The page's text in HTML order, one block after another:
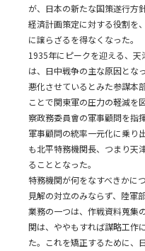
が、日本の新たな国策遂行方
経済計画策定に対する役割を
に譲らざるを得なくなった。
1935年にピークを迎える、
は、日中戦争の主な原因とな
悪化させているとみた参謀本
ことで関東軍の圧力の軽減を
察政務委員會の軍事顧問を指
軍事顧問の統率一元化に乗り
も北平特務機関長、つまり天
ることとなった。
特務機関が何をなすべきかに
見解の対立のみならず、陸軍
業務の一つは、作戦資料蒐集
関は、ややもすれば謀略工作
た。これを矯正するために、